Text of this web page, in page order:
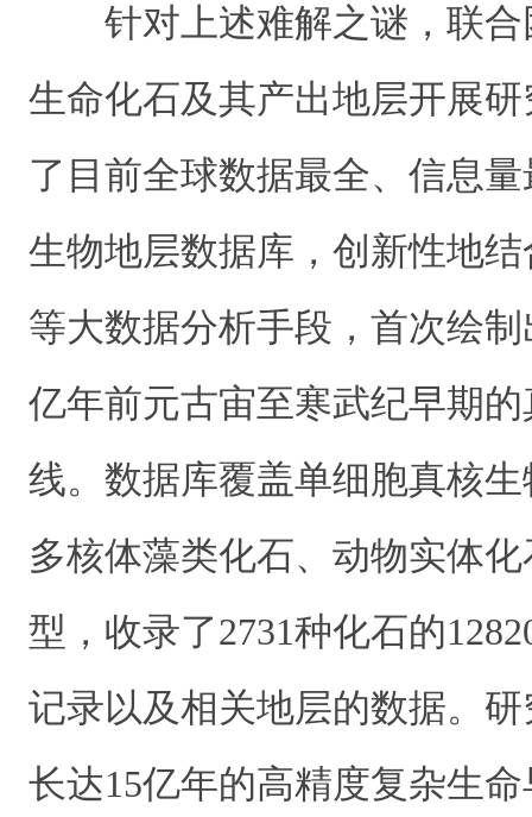
针对上述难解之谜，联
生命化石及其产出地层开展
了目前全球数据最全、信息
生物地层数据库，创新性地
等大数据分析手段，首次绘
亿年前元古宙至寒武纪早期
线。数据库覆盖单细胞真核
多核体藻类化石、动物实体
型，收录了2731种化石的
记录以及相关地层的数据。
长达15亿年的高精度复杂生